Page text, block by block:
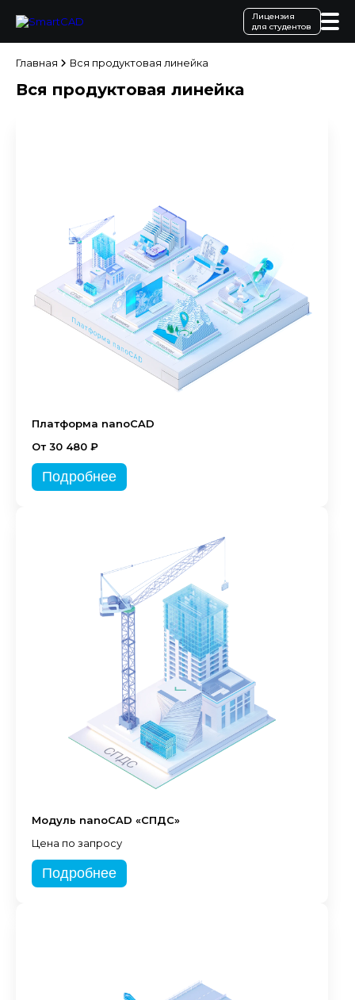
Лицензия
для студентов
Главная Вся продуктовая линейка
Вся продуктовая линейка
Платформа nanoCAD
От 30 480 ₽
Подробнее
Модуль nanoCAD «СПДС»
Цена по запросу
Подробнее